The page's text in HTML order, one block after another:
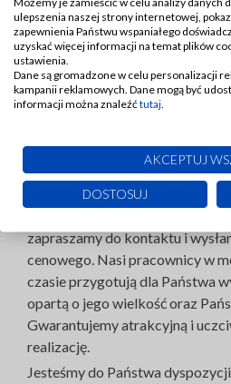
nieograniczony.
W przypadku stosowania
wodomierzem, urządzenia
bezpośrednio za nim. W ten
się przed przepływem zwrotnym.
Jeśli są Państwo
zapraszamy do kontaktu i
cenowego. Nasi pracownicy w
czasie przygotują dla Państwa
opartą o jego wielkość oraz
Gwarantujemy atrakcyjną i
realizację.
Jesteśmy do Państwa
ulepszenia naszej strony internetowej,
zapewnienia Państwu wspaniałego
uzyskać więcej informacji na temat plików
ustawienia.
Dane są gromadzone w celu personalizacji
kampanii reklamowych. Dane mogą być
informacji można znaleźć tutaj
AKCEPTUJ
DOSTOSUJ